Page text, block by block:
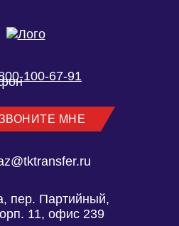
100-67-91
МНЕ
пер. Партийный,
11, офис 239